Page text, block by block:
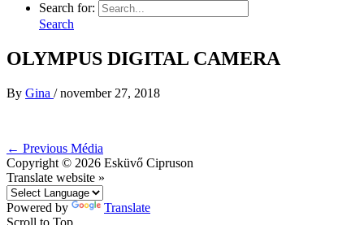
Search for:
Search
OLYMPUS DIGITAL CAMERA
By Gina /november 27, 2018
← Previous Média
Copyright © 2026 Esküvő Cipruson
Translate website »
Powered by
Translate
Scroll to Top